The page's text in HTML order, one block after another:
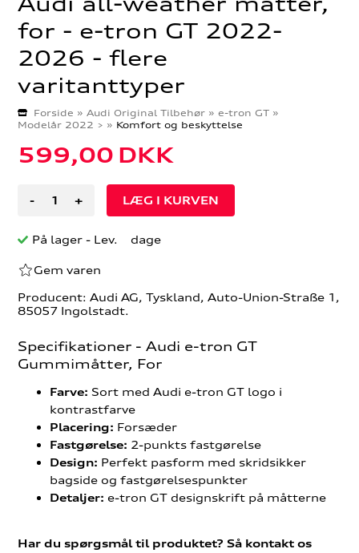
for - e-tron GT 2022-
2026 - flere
varitanttyper
Forside »Audi Original Tilbehør »e-tron GT »
Modelår 2022 > » Komfort og beskyttelse
599,00 DKK
- +
På lager- Lev. dage
Gem varen
Producent: Audi AG, Tyskland, Auto-Union-Straße 1,
85057 Ingolstadt.
Specifikationer - Audi e-tron GT
Gummimåtter, For
Farve: Sort med Audi e-tron GT logo i
kontrastfarve
Placering: Forsæder
Fastgørelse: 2-punkts fastgørelse
Design: Perfekt pasform med skridsikker
bagside og fastgørelsespunkter
Detaljer: e-tron GT designskrift på måtterne
Har du spørgsmål til produktet? Så kontakt os